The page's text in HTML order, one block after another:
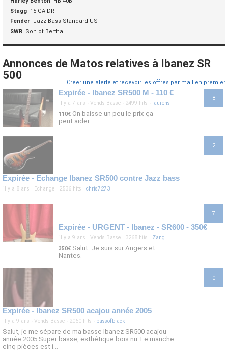
Stagg 15 GA DR
Fender Jazz Bass Standard US
SWR Son of Bertha
Annonces de Matos relatives à Ibanez SR
500
Créer une alerte et recevoir les offres par mail en premier
8
Expirée - Ibanez SR500 M - 110 €
il y a 7 ans · Vends Basse · 2499 hits · laurens
110€ On baisse un peu le prix ça
peut aider
2
Expirée - Echange Ibanez SR500 contre Jazz bass
il y a 8 ans · Echange · 2536 hits · chris7273
7
Expirée - URGENT - Ibanez - SR600 - 350€
il y a 9 ans · Vends Basse · 3268 hits · Zang
350€ Salut. Je suis sur Angers et
Nantes.
0
Expirée - Ibanez SR500 acajou année 2005
il y a 9 ans · Vends Basse · 2060 hits · bassofblack
Salut, je me sépare de ma basse Ibanez SR500 acajou
année 2005 Super basse, esthétique bois nu. Le manche
cinq pièces est i...